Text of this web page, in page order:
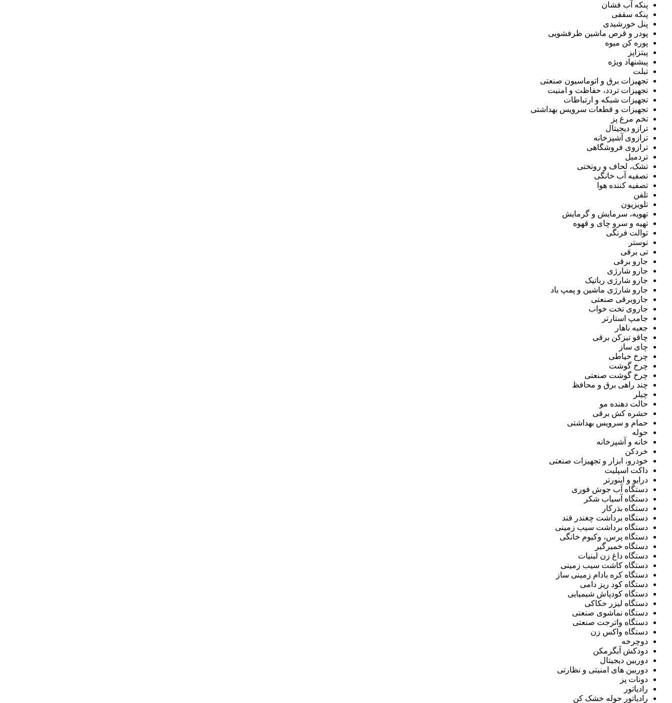
پنکه آب فشان
پنکه سقفی
پنل خورشیدی
پودر و قرص ماشین ظرفشویی
پوره کن میوه
پیتزاپز
پیشنهاد ویژه
تبلت
تجهیزات برق و اتوماسیون صنعتی
تجهیزات تردد، حفاظت و امنیت
تجهیزات شبکه و ارتباطات
تجهیزات و قطعات سرویس بهداشتی
تخم مرغ پز
ترازو دیجیتال
ترازوی آشپزخانه
ترازوی فروشگاهی
تردمیل
تشک، لحاف و روتختی
تصفیه آب خانگی
تصفیه کننده هوا
تلفن
تلویزیون
تهویه، سرمایش و گرمایش
تهیه و سرو چای و قهوه
توالت فرنگی
توستر
تی برقی
جارو برقی
جارو شارژی
جارو شارژی رباتیک
جارو شارژی ماشین و پمپ باد
جاروبرقی صنعتی
جاروی تخت خواب
جامپ استارتر
جعبه ناهار
چاقو تیزکن برقی
چای ساز
چرخ خیاطی
چرخ گوشت
چرخ گوشت صنعتی
چند راهی برق و محافظ
چیلر
حالت دهنده مو
حشره کش برقی
حمام و سرویس بهداشتی
حوله
خانه و آشپزخانه
خردکن
خودرو، ابزار و تجهیزات صنعتی
داکت اسپلیت
درایو و اینورتر
دستگاه آب جوش فوری
دستگاه آسیاب شکر
دستگاه بذرکار
دستگاه برداشت چغندر قند
دستگاه برداشت سیب زمینی
دستگاه پرس، وکیوم خانگی
دستگاه خمیرگیر
دستگاه داغ زن لبنیات
دستگاه کاشت سیب زمینی
دستگاه کره بادام زمینی ساز
دستگاه کود ریز دامی
دستگاه کودپاش شیمیایی
دستگاه لیزر حکاکی
دستگاه نماشوی صنعتی
دستگاه واترجت صنعتی
دستگاه واکس زن
دوچرخه
دودکش آبگرمکن
دوربین دیجیتال
دوربین های امنیتی و نظارتی
دونات پز
رادیاتور
رادیاتور حوله خشک کن